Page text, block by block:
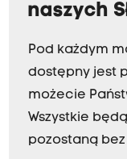
naszych
Pod każdym
dostępny jest
możecie
Wszystkie
pozostaną